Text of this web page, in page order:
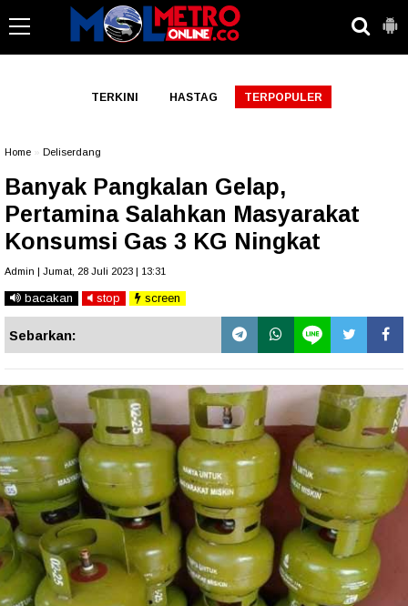
TERKINI HASTAG TERPOPULER
Home Deliserdang
Banyak Pangkalan Gelap,
Pertamina Salahkan Masyarakat
Konsumsi Gas 3 KG Ningkat
Admin | Jumat, 28 Juli 2023 | 13:31
bacakan stop screen
Sebarkan: